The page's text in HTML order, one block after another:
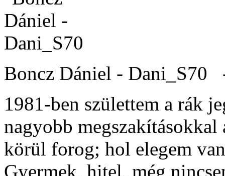
Boncz Dániel -
1981-ben születtem a rák
nagyobb megszakításokkal
körül forog; hol elegem
Gyermek, hitel, még